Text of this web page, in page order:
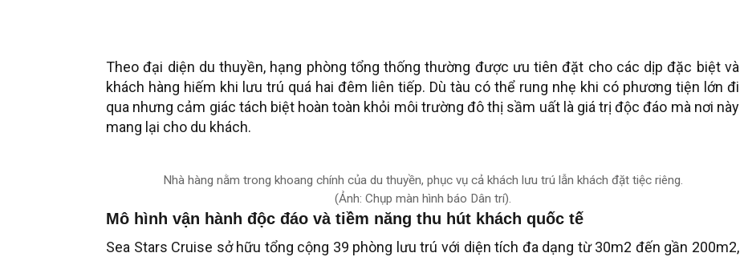
Theo đại diện du thuyền, hạng phòng tổng thống thường được ưu tiên đặt cho các dịp đặc biệt và
khách hàng hiếm khi lưu trú quá hai đêm liên tiếp. Dù tàu có thể rung nhẹ khi có phương tiện lớn đi
qua nhưng cảm giác tách biệt hoàn toàn khỏi môi trường đô thị sầm uất là giá trị độc đáo mà nơi này
mang lại cho du khách.
Nhà hàng nằm trong khoang chính của du thuyền, phục vụ cả khách lưu trú lẫn khách đặt tiệc riêng.
(Ảnh: Chụp màn hình báo Dân trí).
Mô hình vận hành độc đáo và tiềm năng thu hút khách quốc tế
Sea Stars Cruise sở hữu tổng cộng 39 phòng lưu trú với diện tích đa dạng từ 30m2 đến gần 200m2,